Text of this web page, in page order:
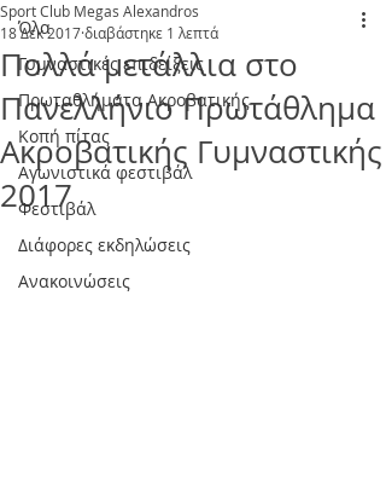
Όλα
Γυμναστικές επιδείξεις
Πρωταθλήματα Ακροβατικής
Κοπή πίτας
Αγωνιστικά φεστιβάλ
Φεστιβάλ
Διάφορες εκδηλώσεις
Ανακοινώσεις
Πολλά μετάλλια στο
Πανελλήνιο Πρωτάθλημα
Ακροβατικής Γυμναστικής
2017
Sport Club Megas Alexandros
18 Δεκ 2017διαβάστηκε 1 λεπτά